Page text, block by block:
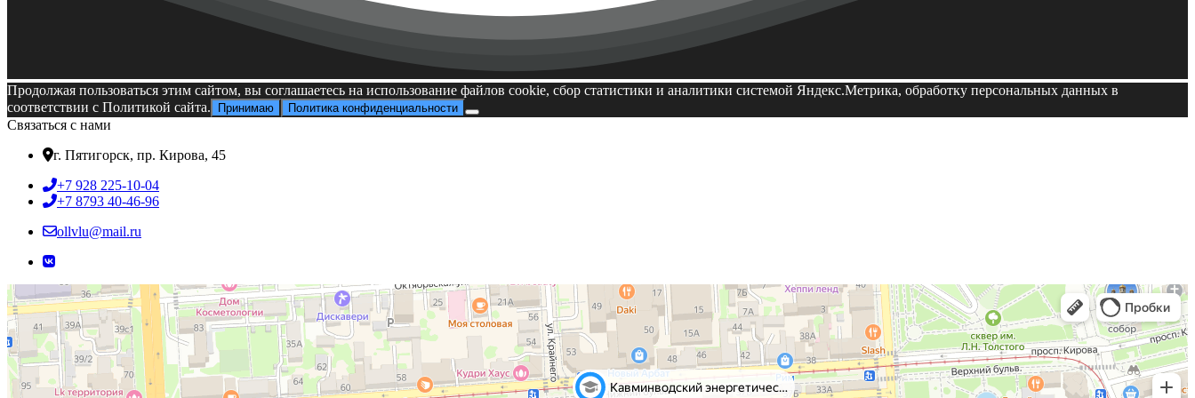
Продолжая пользоваться этим сайтом, вы соглашаетесь на использование файлов cookie, сбор статистики и аналитики системой Яндекс.Метрика, обработку персональных данных в
соответствии с Политикой сайта.
Принимаю Политика конфиденциальности
Связаться с нами
г. Пятигорск, пр. Кирова, 45
+7 928 225-10-04
+7 8793 40-46-96
ollvlu@mail.ru